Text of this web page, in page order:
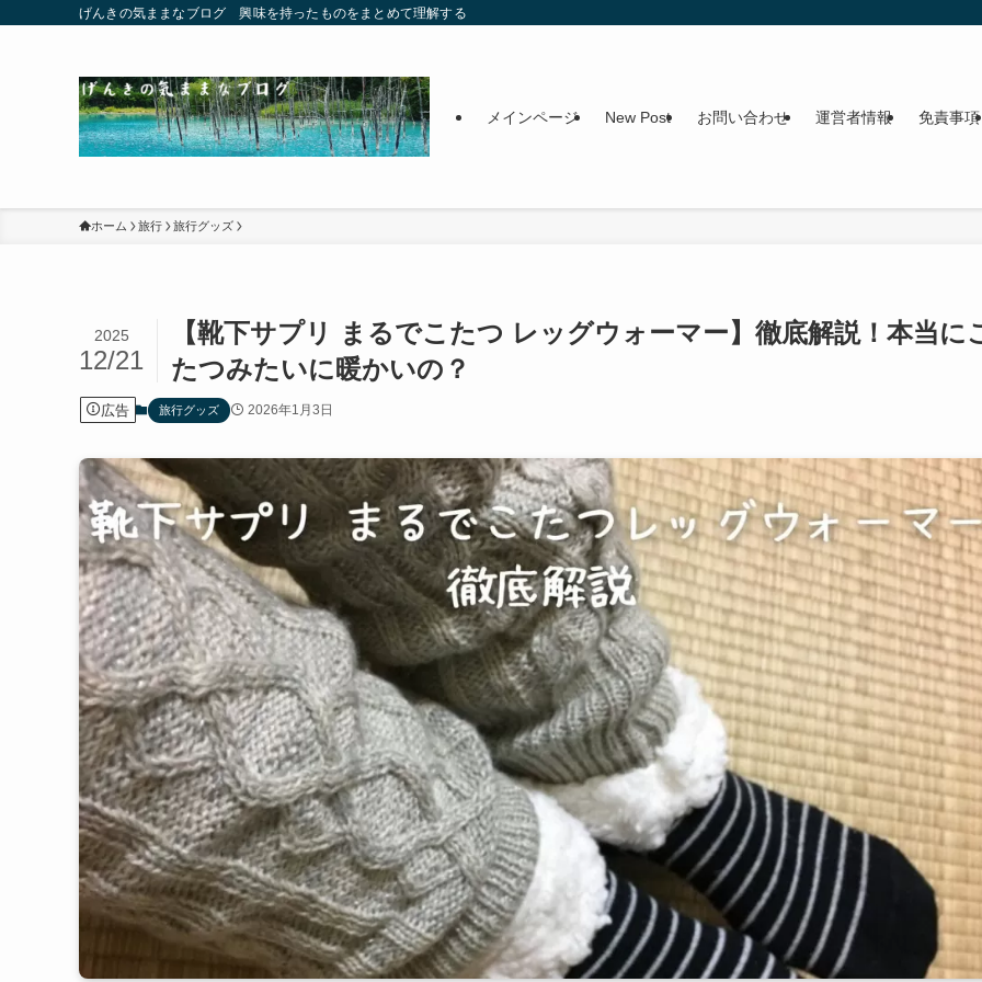
げんきの気ままなブログ 興味を持ったものをまとめて理解する
メインページ New Post お問い合わせ 運営者情報 免責事項
ホーム 旅行 旅行グッズ
【靴下サプリ まるでこたつ レッグウォーマー】徹底解説！本当に
たつみたいに暖かいの？
2025
12/21
広告 旅行グッズ 2026年1月3日